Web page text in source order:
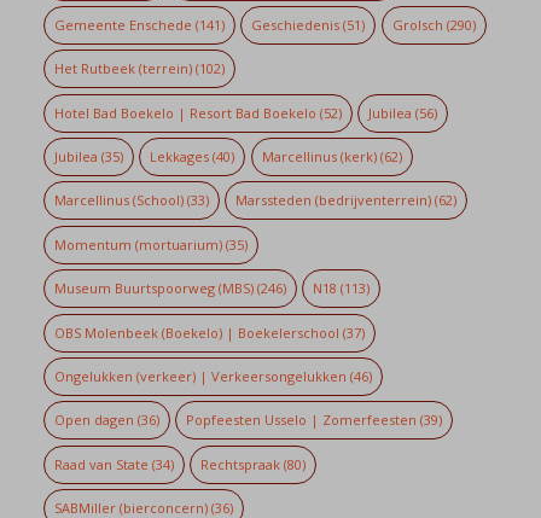
Gemeente Enschede (141) Geschiedenis (51) Grolsch (290)
Het Rutbeek (terrein)(102)
Hotel Bad Boekelo | Resort Bad Boekelo (52) Jubilea (56)
Jubilea (35) Lekkages (40) Marcellinus (kerk)(62)
Marcellinus (School)(33) Marssteden (bedrijventerrein) (62)
Momentum (mortuarium)(35)
Museum Buurtspoorweg (MBS)(246) N18 (113)
OBS Molenbeek (Boekelo) | Boekelerschool (37)
Ongelukken (verkeer) | Verkeersongelukken (46)
Open dagen (36) Popfeesten Usselo | Zomerfeesten (39)
Raad van State (34) Rechtspraak (80)
SABMiller (bierconcern)(36)